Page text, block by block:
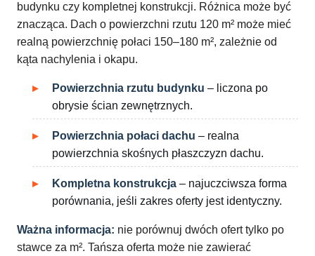
budynku czy kompletnej konstrukcji. Różnica może być
znacząca. Dach o powierzchni rzutu 120 m² może mieć
realną powierzchnię połaci 150–180 m², zależnie od
kąta nachylenia i okapu.
Powierzchnia rzutu budynku – liczona po
obrysie ścian zewnętrznych.
Powierzchnia połaci dachu – realna
powierzchnia skośnych płaszczyzn dachu.
Kompletna konstrukcja – najuczciwsza forma
porównania, jeśli zakres oferty jest identyczny.
Ważna informacja: nie porównuj dwóch ofert tylko po
stawce za m². Tańsza oferta może nie zawierać